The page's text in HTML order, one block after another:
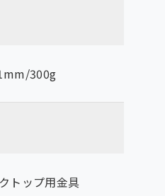
300g
トップ用金具